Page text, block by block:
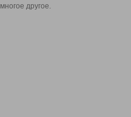
многое другое.